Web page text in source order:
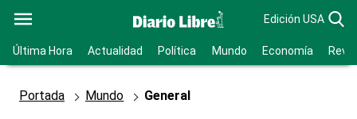
Edición USA
Última Hora Actualidad Política Mundo Economía
Portada Mundo General